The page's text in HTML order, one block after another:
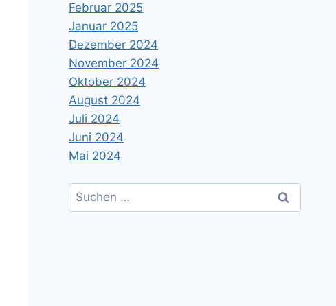
Februar 2025
Januar 2025
Dezember 2024
November 2024
Oktober 2024
August 2024
Juli 2024
Juni 2024
Mai 2024
Suchen
nach: